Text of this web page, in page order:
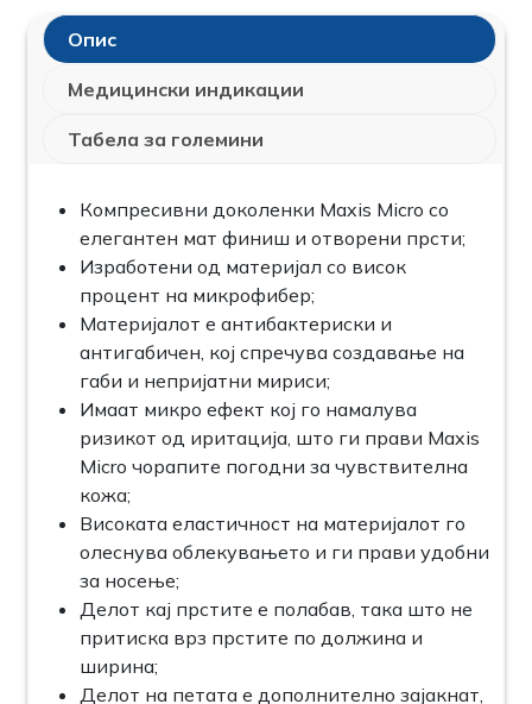
Опис
Медицински индикации
Табела за големини
Компресивни доколенки Maxis Micro со
елегантен мат финиш и отворени прсти;
Изработени од материјал со висок
процент на микрофибер;
Материјалот е антибактериски и
антигабичен, кој спречува создавање на
габи и непријатни мириси;
Имаат микро ефект кој го намалува
ризикот од иритација, што ги прави Maxis
Micro чорапите погодни за чувствителна
кожа;
Високата еластичност на материјалот го
олеснува облекувањето и ги прави удобни
за носење;
Делот кај прстите е полабав, така што не
притиска врз прстите по должина и
ширина;
Делот на петата е дополнително зајакнат,